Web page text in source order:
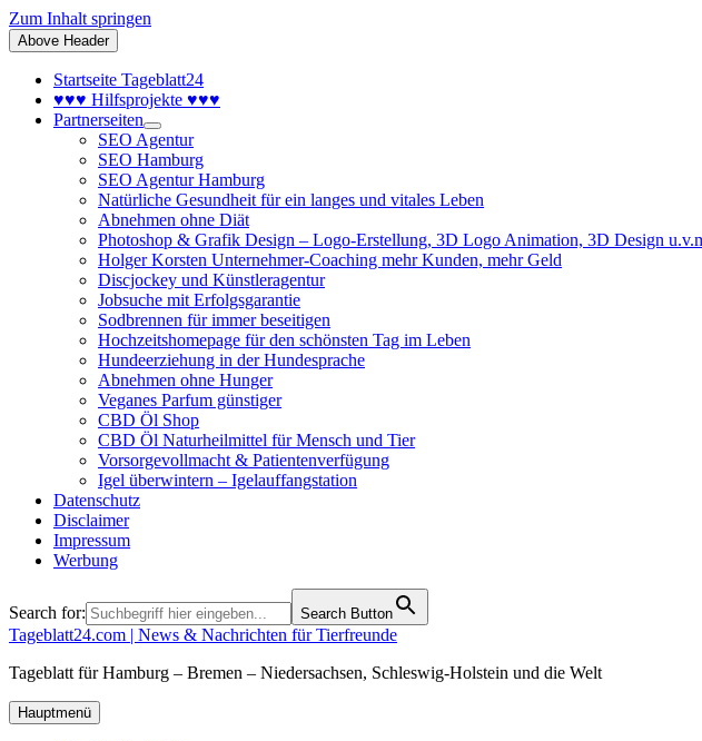
Zum Inhalt springen
Above Header
Startseite Tageblatt24
♥♥♥ Hilfsprojekte ♥♥♥
Partnerseiten
SEO Agentur
SEO Hamburg
SEO Agentur Hamburg
Natürliche Gesundheit für ein langes und vitales Leben
Abnehmen ohne Diät
Photoshop & Grafik Design – Logo-Erstellung, 3D Logo Animation, 3D Design
Holger Korsten Unternehmer-Coaching mehr Kunden, mehr Geld
Discjockey und Künstleragentur
Jobsuche mit Erfolgsgarantie
Sodbrennen für immer beseitigen
Hochzeitshomepage für den schönsten Tag im Leben
Hundeerziehung in der Hundesprache
Abnehmen ohne Hunger
Veganes Parfum günstiger
CBD Öl Shop
CBD Öl Naturheilmittel für Mensch und Tier
Vorsorgevollmacht & Patientenverfügung
Igel überwintern – Igelauffangstation
Datenschutz
Disclaimer
Impressum
Werbung
Search for: Search Button
Tageblatt24.com | News & Nachrichten für Tierfreunde
Tageblatt für Hamburg – Bremen – Niedersachsen, Schleswig-Holstein und die Welt
Hauptmenü